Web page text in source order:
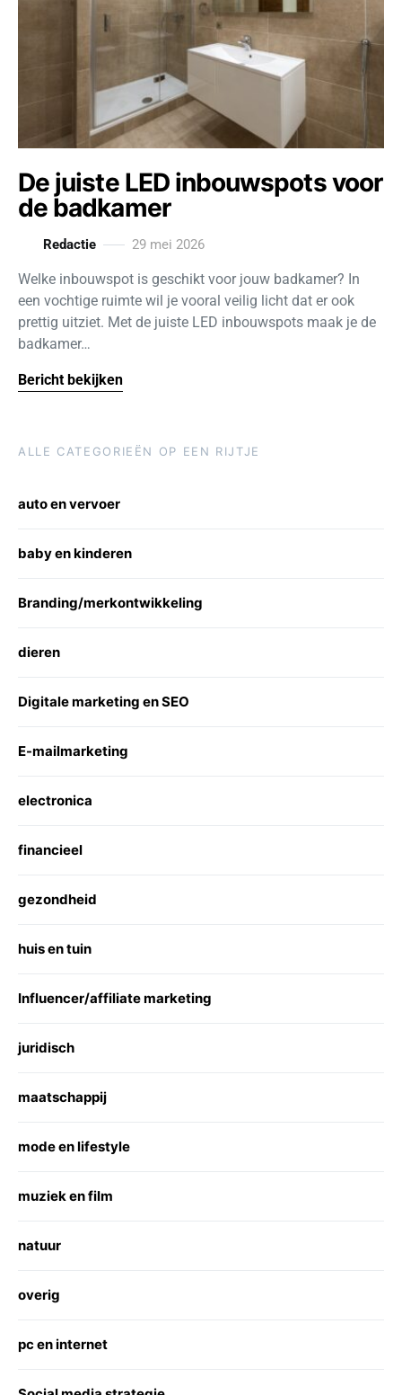
De juiste LED inbouwspots voor
de badkamer
Redactie 29 mei 2026
Welke inbouwspot is geschikt voor jouw badkamer? In
een vochtige ruimte wil je vooral veilig licht dat er ook
prettig uitziet. Met de juiste LED inbouwspots maak je de
badkamer…
Bericht bekijken
ALLE CATEGORIEËN OP EEN RIJTJE
auto en vervoer
baby en kinderen
Branding/merkontwikkeling
dieren
Digitale marketing en SEO
E-mailmarketing
electronica
financieel
gezondheid
huis en tuin
Influencer/affiliate marketing
juridisch
maatschappij
mode en lifestyle
muziek en film
natuur
overig
pc en internet